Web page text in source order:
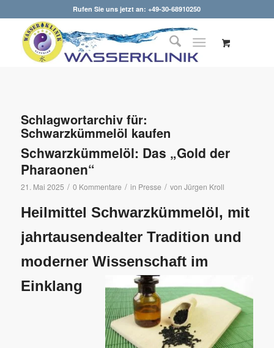
Rufen Sie uns jetzt an: +49-30-68910250
Schlagwortarchiv für:
Schwarzkümmelöl kaufen
Schwarzkümmelöl: Das „Gold der
Pharaonen“
21. Mai 2025 / 0 Kommentare / in Presse / von Jürgen Kroll
Heilmittel Schwarzkümmelöl, mit
jahrtausendealter Tradition und
moderner Wissenschaft im
Einklang